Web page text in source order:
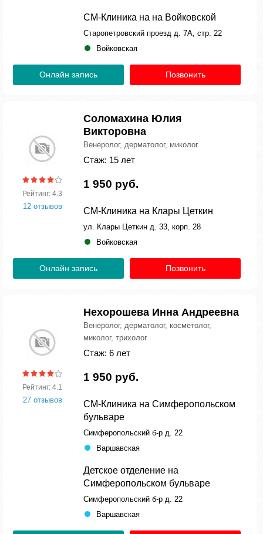
СМ-Клиника на на Войковской
Старопетровский проезд д. 7А, стр. 22
Войковская
Онлайн запись Позвонить
Рейтинг: 4.3
12 отзывов
Соломахина Юлия
Викторовна
Венеролог, дерматолог, миколог
Стаж: 15 лет
1 950 руб.
СМ-Клиника на Клары Цеткин
ул. Клары Цеткин д. 33, корп. 28
Войковская
Онлайн запись Позвонить
Рейтинг: 4.1
27 отзывов
Нехорошева Инна Андреевна
Венеролог, дерматолог, косметолог,
миколог, трихолог
Стаж: 6 лет
1 950 руб.
СМ-Клиника на Симферопольском
бульваре
Симферопольский б-р д. 22
Варшавская
Детское отделение на
Симферопольском бульваре
Симферопольский б-р д. 22
Варшавская